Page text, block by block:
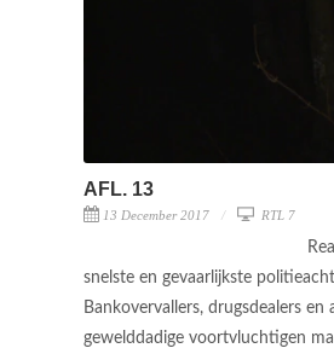
AFL. 13
13 December 2017 RTL 7
snelste en gevaarlijkste
Bankovervallers, drugsdealers en
gewelddadige voortvluchtigen